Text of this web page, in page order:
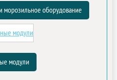
морозильное оборудование
модули